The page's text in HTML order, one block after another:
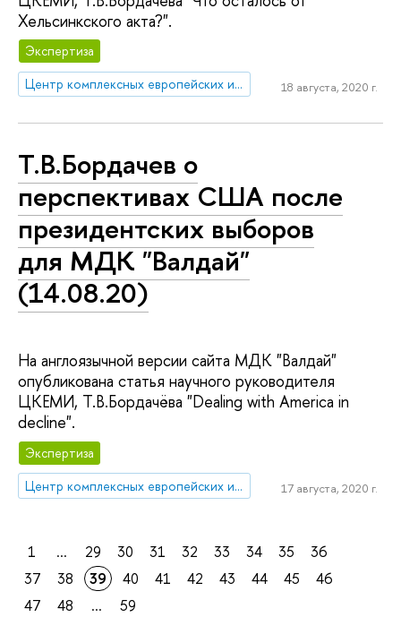
Хельсинкского акта?".
Экспертиза
Центр комплексных европейских и международных исследований (ЦКЕМИ)
18 августа, 2020 г.
Т.В.Бордачев о
перспективах США после
президентских выборов
для МДК "Валдай"
(14.08.20)
На англоязычной версии сайта МДК "Валдай"
опубликована статья научного руководителя
ЦКЕМИ, Т.В.Бордачёва "Dealing with America in
decline".
Экспертиза
Центр комплексных европейских и международных исследований (ЦКЕМИ)
17 августа, 2020 г.
1 ... 29 30 31 32 33 34 35
36
37
38 39 40 41 42 43 44 45
46
47
48 ... 59